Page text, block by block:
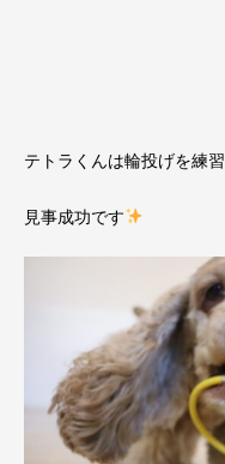
テトラくんは輪投げを練習
見事成功です